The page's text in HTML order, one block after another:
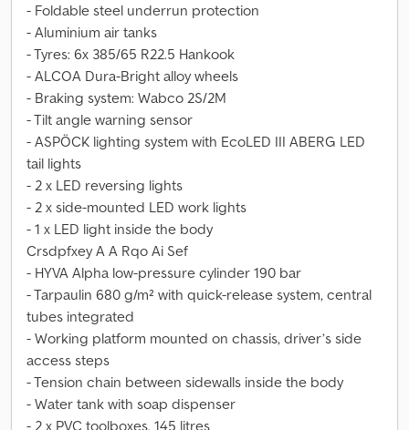
- Foldable steel underrun protection
- Aluminium air tanks
- Tyres: 6x 385/65 R22.5 Hankook
- ALCOA Dura-Bright alloy wheels
- Braking system: Wabco 2S/2M
- Tilt angle warning sensor
- ASPÖCK lighting system with EcoLED III ABERG LED
tail lights
- 2 x LED reversing lights
- 2 x side-mounted LED work lights
- 1 x LED light inside the body
Crsdpfxey A A Rqo Ai Sef
- HYVA Alpha low-pressure cylinder 190 bar
- Tarpaulin 680 g/m² with quick-release system, central
tubes integrated
- Working platform mounted on chassis, driver’s side
access steps
- Tension chain between sidewalls inside the body
- Water tank with soap dispenser
- 2 x PVC toolboxes, 145 litres